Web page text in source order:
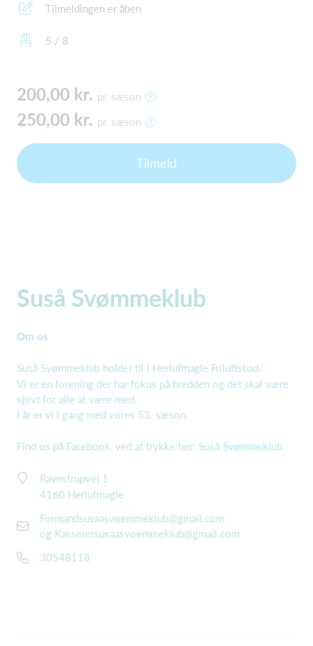
Tilmeldingen er åben
5 / 8
200,00 kr. pr. sæson
250,00 kr. pr. sæson
Tilmeld
Suså Svømmeklub
Om os
Suså Svømmeklub holder til i Herlufmagle Friluftsbad.
Vi er en forening der har fokus på bredden og det skal være
sjovt for alle at være med.
I år er vi i gang med vores 53. sæson.
Find os på Facebook, ved at trykke her: Suså Svømmeklub
Ravnstrupvej 1
4160 Herlufmagle
Formandsusaasvoemmeklub@gmail.com
og Kasserersusaasvoemmeklub@gmail.com
30548118